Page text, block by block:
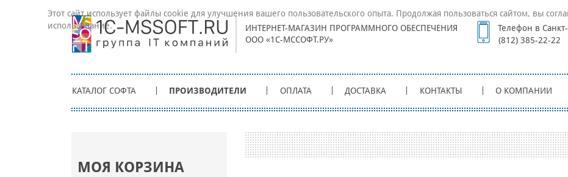
ИНТЕРНЕТ-МАГАЗИН ПРОГРАММНОГО ОБЕСПЕЧЕНИЯ
ООО «1С-МССОФТ.РУ»
Телефон в
(812) 385-22-22
КАТАЛОГ СОФТА ПРОИЗВОДИТЕЛИ ОПЛАТА ДОСТАВКА КОНТАКТЫ О КОМПАНИИ
МОЯ КОРЗИНА
Этот сайт использует файлы cookie для улучшения вашего пользовательского опыта. Продолжая пользоваться сайтом, вы
использование.